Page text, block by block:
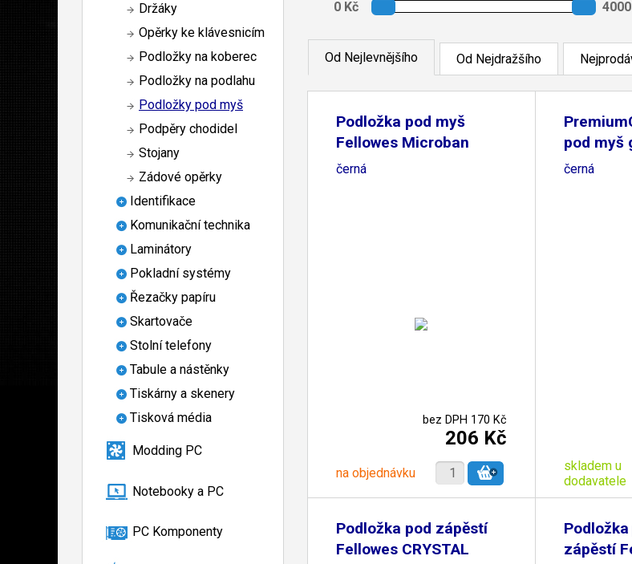
Držáky
Opěrky ke klávesnicím
Podložky na koberec
Podložky na podlahu
Podložky pod myš
Podpěry chodidel
Stojany
Zádové opěrky
Identifikace
Komunikační technika
Laminátory
Pokladní systémy
Řezačky papíru
Skartovače
Stolní telefony
Tabule a nástěnky
Tiskárny a skenery
Tisková média
Modding PC
Notebooky a PC
PC Komponenty
Od Nejlevnějšího Od Nejdražšího
Podložka pod myš
Fellowes Microban
černá
bez DPH 170 Kč
206 Kč
na objednávku
pod myš
černá
skladem u
dodavatele
Podložka pod zápěstí
Fellowes CRYSTAL
zápěstí